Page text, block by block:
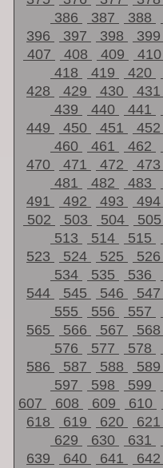
386
387 388
396
397 398 399
407
408 409 410
418
419 420
428
429 430 431
439
440 441
449
450 451 452
460
461 462
470
471 472 473
481
482 483
491
492 493 494
502
503 504 505
513
514 515
523
524 525 526
534
535 536
544
545 546 547
555
556 557
565
566 567 568
576
577 578
586
587 588 589
597
598 599
607
608 609 610
618
619 620 621
629
630 631
639
640 641 642